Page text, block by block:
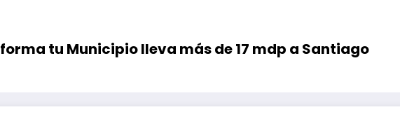
tu Municipio lleva más de 17 mdp a Santiago